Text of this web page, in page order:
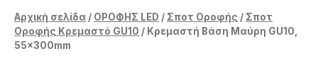
Αρχική σελίδα/ ΟΡΟΦΗΣ LED / Σποτ Οροφής / Σποτ
Οροφής Κρεμαστό GU10 / Κρεμαστή Βάση Μαύρη GU10,
55x300mm